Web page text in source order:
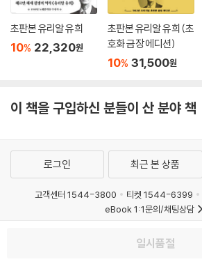
초판본 유리알 유희
10% 22,320원
초판본 유리알 유희 (초
호화 금장 에디션)
10% 31,500원
이 책을 구입하신 분들이 산 분야 책
일시품절
로그인 최근 본 상품
고객센터 1544-3800 티켓 1544-6399
eBook 1:1문의/채팅상담
개인정보처리방침